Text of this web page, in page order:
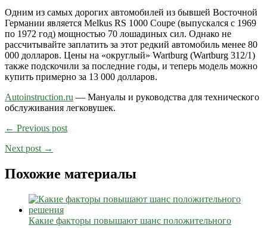
Одним из самых дорогих автомобилей из бывшей Восточной
Германии является Melkus RS 1000 Coupe (выпускался с 1969
по 1972 год) мощностью 70 лошадиных сил. Однако не
рассчитывайте заплатить за этот редкий автомобиль менее 80
000 долларов. Цены на «округлый» Wartburg (Wartburg 312/1)
также подскочили за последние годы, и теперь модель можно
купить примерно за 13 000 долларов.
Autoinstruction.ru — Мануалы и руководства для технического
обслуживания легковушек.
← Previous post
Next post →
Похожие материалы
Какие факторы повышают шанс положительного